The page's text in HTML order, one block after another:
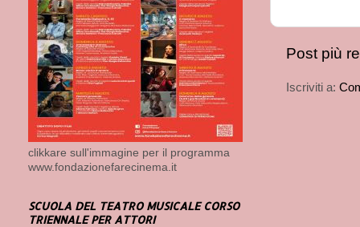
Post più
Iscriviti a:
clikkare sull'immagine per il programma
www.fondazionefarecinema.it
SCUOLA DEL TEATRO MUSICALE CORSO
TRIENNALE PER ATTORI